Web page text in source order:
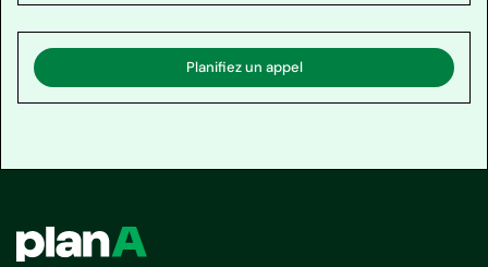
Planifiez un appel